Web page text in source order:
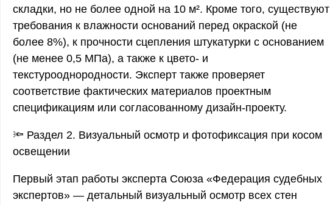
складки, но не более одной на 10 м². Кроме того, существуют
требования к влажности оснований перед окраской (не
более 8%), к прочности сцепления штукатурки с основанием
(не менее 0,5 МПа), а также к цвето- и
текстурооднородности. Эксперт также проверяет
соответствие фактических материалов проектным
спецификациям или согласованному дизайн-проекту.
🔦 Раздел 2. Визуальный осмотр и фотофиксация при косом
освещении
Первый этап работы эксперта Союза «Федерация судебных
экспертов» — детальный визуальный осмотр всех стен